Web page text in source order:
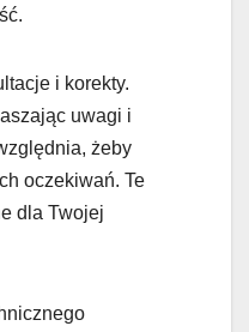
i korekty.
uwagi i
żeby
oczekiwań. Te
dla Twojej